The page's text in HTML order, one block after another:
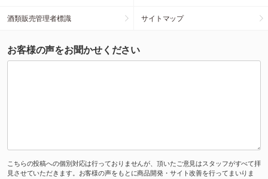
酒類販売管理者標識 サイトマップ
お客様の声をお聞かせください
こちらの投稿への個別対応は行っておりませんが、頂いたご意見はスタッフがすべて拝
見させていただきます。お客様の声をもとに商品開発・サイト改善を行ってまいりま